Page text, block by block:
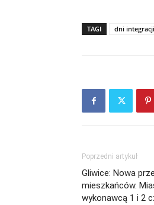
TAGI dni integracji
Poprzedni artykuł
Gliwice: Nowa
mieszkańców.
wykonawcą 1 i 2